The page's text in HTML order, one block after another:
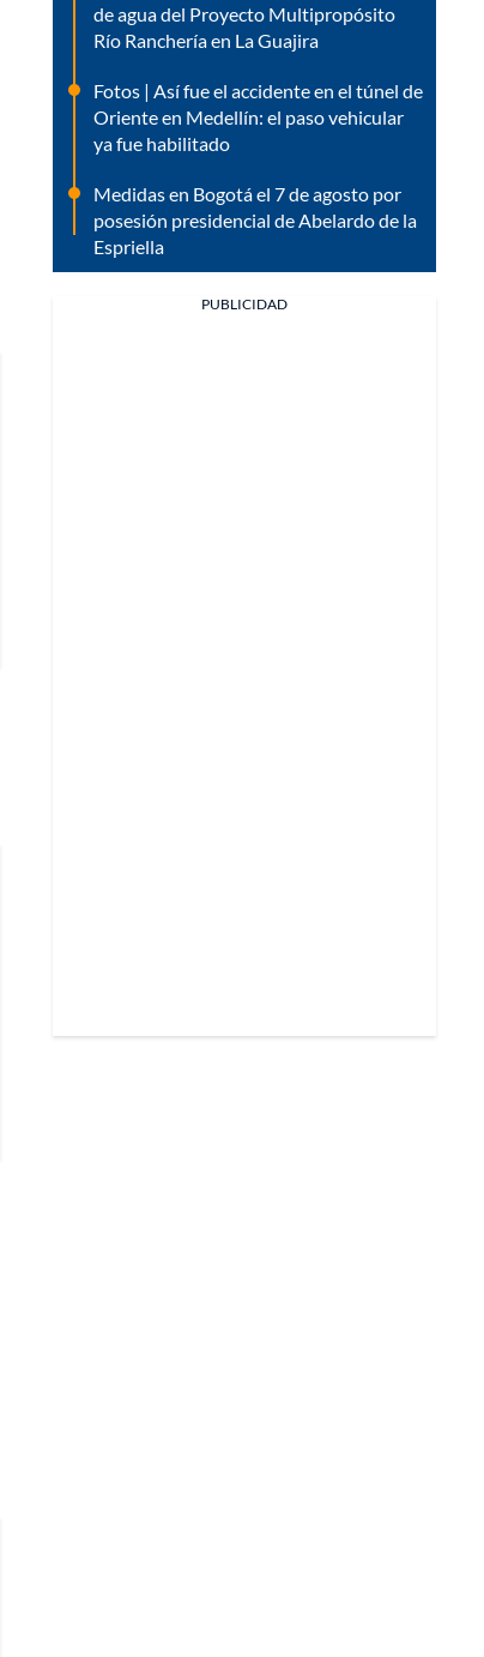
de agua del Proyecto Multipropósito
Río Ranchería en La Guajira
Fotos | Así fue el accidente en el túnel de
Oriente en Medellín: el paso vehicular
ya fue habilitado
Medidas en Bogotá el 7 de agosto por
posesión presidencial de Abelardo de la
Espriella
PUBLICIDAD